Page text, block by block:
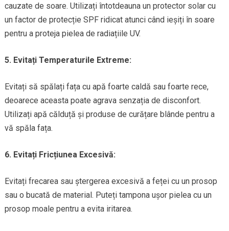
cauzate de soare. Utilizați întotdeauna un protector solar cu
un factor de protecție SPF ridicat atunci când ieșiți în soare
pentru a proteja pielea de radiațiile UV.
5. Evitați Temperaturile Extreme:
Evitați să spălați fața cu apă foarte caldă sau foarte rece,
deoarece aceasta poate agrava senzația de disconfort.
Utilizați apă călduță și produse de curățare blânde pentru a
vă spăla fața.
6. Evitați Fricțiunea Excesivă:
Evitați frecarea sau ștergerea excesivă a feței cu un prosop
sau o bucată de material. Puteți tampona ușor pielea cu un
prosop moale pentru a evita iritarea.